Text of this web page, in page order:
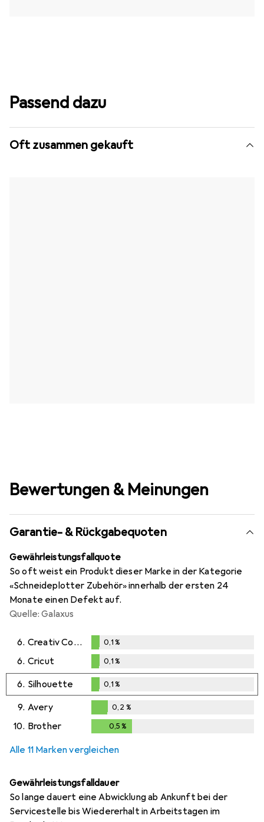
Passend dazu
Oft zusammen gekauft
Bewertungen & Meinungen
Garantie- & Rückgabequoten
Gewährleistungsfallquote
So oft weist ein Produkt dieser Marke in der Kategorie
«Schneideplotter Zubehör» innerhalb der ersten 24
Monate einen Defekt auf.
Quelle: Galaxus
6. Creativ Company
%
0,1%
6. Cricut
0,1%
0,1%
6. Silhouette
0,1%
0,1%
9. Avery
0,2%
0,2 %
10. Brother 0,5 %
Alle 11 Marken vergleichen
Gewährleistungsfalldauer
So lange dauert eine Abwicklung ab Ankunft bei der
Servicestelle bis Wiedererhalt in Arbeitstagen im